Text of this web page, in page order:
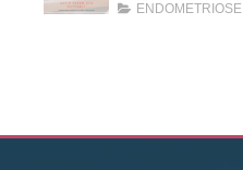
ENDOMETRIOSE